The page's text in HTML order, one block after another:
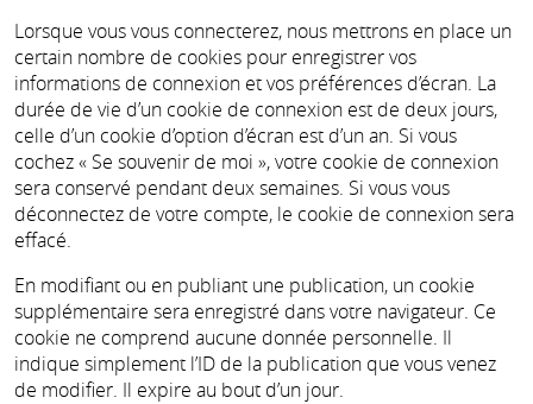
Lorsque vous vous connecterez, nous mettrons en place un
certain nombre de cookies pour enregistrer vos
informations de connexion et vos préférences d’écran. La
durée de vie d’un cookie de connexion est de deux jours,
celle d’un cookie d’option d’écran est d’un an. Si vous
cochez « Se souvenir de moi », votre cookie de connexion
sera conservé pendant deux semaines. Si vous vous
déconnectez de votre compte, le cookie de connexion sera
effacé.
En modifiant ou en publiant une publication, un cookie
supplémentaire sera enregistré dans votre navigateur. Ce
cookie ne comprend aucune donnée personnelle. Il
indique simplement l’ID de la publication que vous venez
de modifier. Il expire au bout d’un jour.